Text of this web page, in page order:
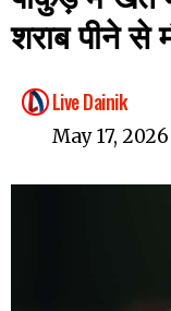
शराब पीने से
Live Dainik
May 17, 2026